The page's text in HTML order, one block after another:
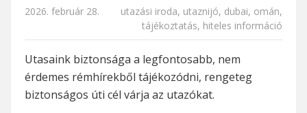
2026. február 28. utazási iroda, utaznijó, dubai, omán,
tájékoztatás, hiteles információ
Utasaink biztonsága a legfontosabb, nem
érdemes rémhírekből tájékozódni, rengeteg
biztonságos úti cél várja az utazókat.